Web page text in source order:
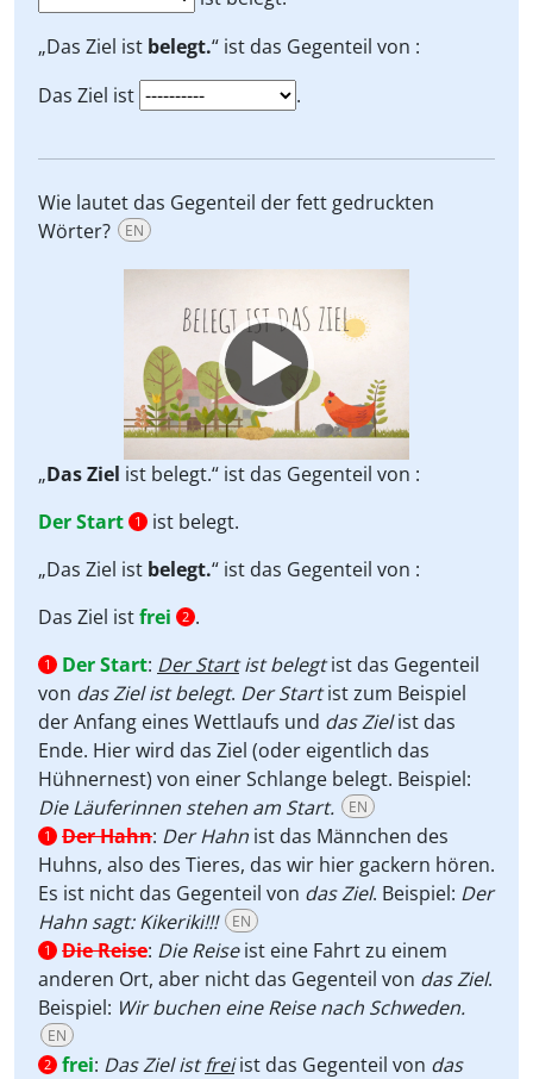
„Das Ziel ist belegt.“ ist das Gegenteil von :
Das Ziel ist
.
Wie lautet das Gegenteil der fett gedruckten
Wörter?
EN
„Das Ziel ist belegt.“ ist das Gegenteil von :
Der Start
1
ist belegt.
„Das Ziel ist belegt.“ ist das Gegenteil von :
Das Ziel istfrei 2 .
1 Der Start: Der Startist belegtist das Gegenteil
von das Ziel ist belegt. Der Startist zum Beispiel
der Anfang eines Wettlaufs und das Zielist das
Ende. Hier wird das Ziel (oder eigentlich das
Hühnernest) von einer Schlange belegt. Beispiel:
Die Läuferinnen stehen am Start.
EN
1 Der Hahn: Der Hahn ist das Männchen des
Huhns, also des Tieres, das wir hier gackern hören.
Es ist nicht das Gegenteil von das Ziel. Beispiel: Der
Hahn sagt: Kikeriki!!!
EN
1 Die Reise: Die Reiseist eine Fahrt zu einem
anderen Ort, aber nicht das Gegenteil von das Ziel.
Beispiel: Wir buchen eine Reise nach Schweden.
EN
2 frei: Das Ziel istfrei ist das Gegenteil von das